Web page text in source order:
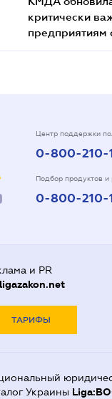
критически
предприятиям
Центр поддержки
0-800-210-
Подбор продуктов и
0-800-210-
и PR
ligazakon.net
ТАРИФЫ
Украины